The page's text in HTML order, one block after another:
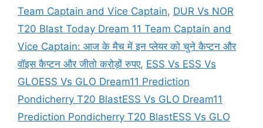
Team Captain and Vice Captain, DUR Vs NOR
T20 Blast Today Dream 11 Team Captain and
Vice Captain: आज के मैच में इन प्लेयर को चुने कैप्टन और
वॉइस कैप्टन और जीतो करोड़ों रुपए, ESS Vs ESS Vs
GLOESS Vs GLO Dream11 Prediction
Pondicherry T20 BlastESS Vs GLO Dream11
Prediction Pondicherry T20 BlastESS Vs GLO